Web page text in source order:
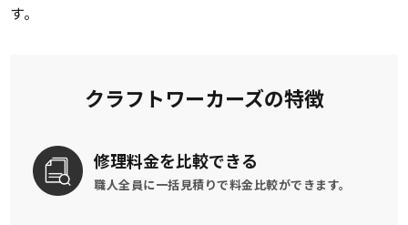
す。
クラフトワーカーズの特徴
修理料金を比較できる
職人全員に一括見積りで料金比較ができます。